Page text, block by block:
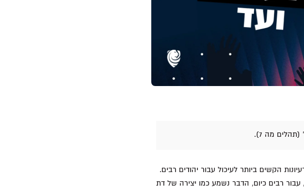
מה 7).
הקשים ביותר לעיכול עבור יהודים רבים.
רבים כיום, הדבר נשמע כמו יצירה של דת